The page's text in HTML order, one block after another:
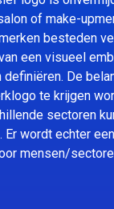
of make-
besteden
een visueel
definiëren. De
te krijgen
sectoren
Er wordt echter
mensen/